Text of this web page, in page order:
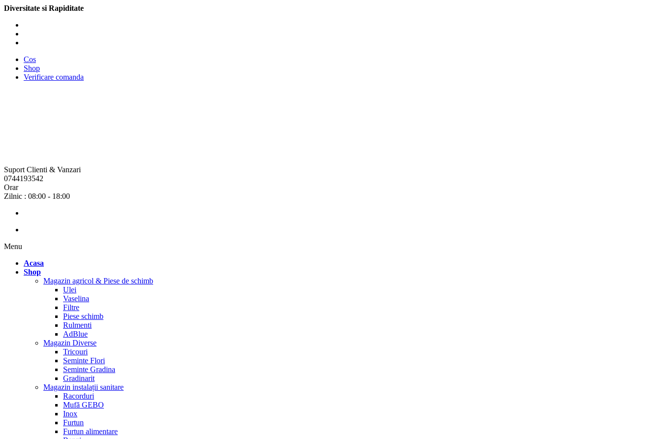
Diversitate si Rapiditate
Cos
Shop
Verificare comanda
Suport Clienti & Vanzari
0744193542
Orar
Zilnic : 08:00 - 18:00
Menu
Acasa
Shop
Magazin agricol & Piese de schimb
Ulei
Vaselina
Filtre
Piese schimb
Rulmenti
AdBlue
Magazin Diverse
Tricouri
Seminte Flori
Seminte Gradina
Gradinarit
Magazin instalații sanitare
Racorduri
Mufă GEBO
Inox
Furtun
Furtun alimentare